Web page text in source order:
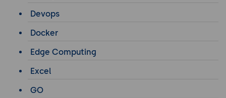
Devops
Docker
Edge Computing
Excel
GO